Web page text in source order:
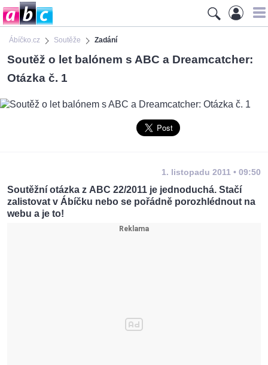
Ábíčko.cz Soutěže Zadání
Soutěž o let balónem s ABC a Dreamcatcher:
Otázka č. 1
1. listopadu 2011 • 09:50
Soutěžní otázka z ABC 22/2011 je jednoduchá. Stačí
zalistovat v Ábíčku nebo se pořádně porozhlédnout na
webu a je to!